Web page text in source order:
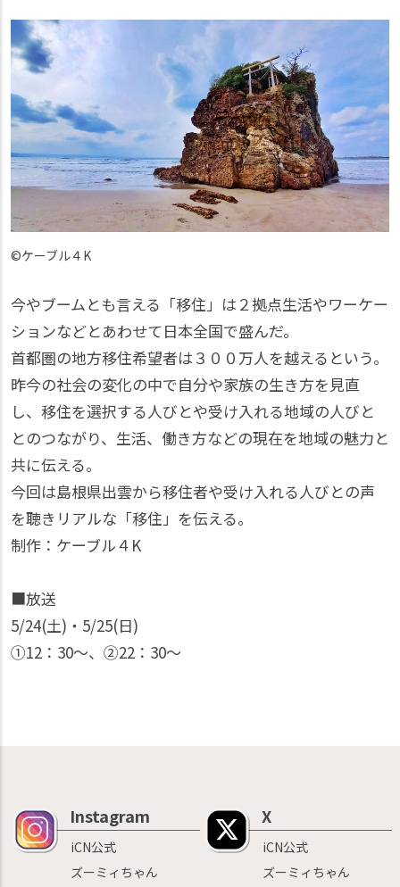
©ケーブル４K
今やブームとも言える「移住」は２拠点生活やワーケー
ションなどとあわせて日本全国で盛んだ。
首都圏の地方移住希望者は３００万人を越えるという。
昨今の社会の変化の中で自分や家族の生き方を見直
し、移住を選択する人びとや受け入れる地域の人びと
とのつながり、生活、働き方などの現在を地域の魅力と
共に伝える。
今回は島根県出雲から移住者や受け入れる人びとの声
を聴きリアルな「移住」を伝える。
制作：ケーブル４K
■放送
5/24(土)・5/25(日)
①12：30〜、②22：30〜
Instagram
iCN公式
ズーミィちゃん
X
iCN公式
ズーミィちゃん